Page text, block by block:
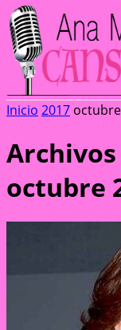
Inicio 2017 octubre
octubre